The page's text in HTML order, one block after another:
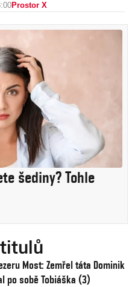
Prostor X
šediny? Tohle
Most: Zemřel táta Dominik
po sobě Tobiáška (3)